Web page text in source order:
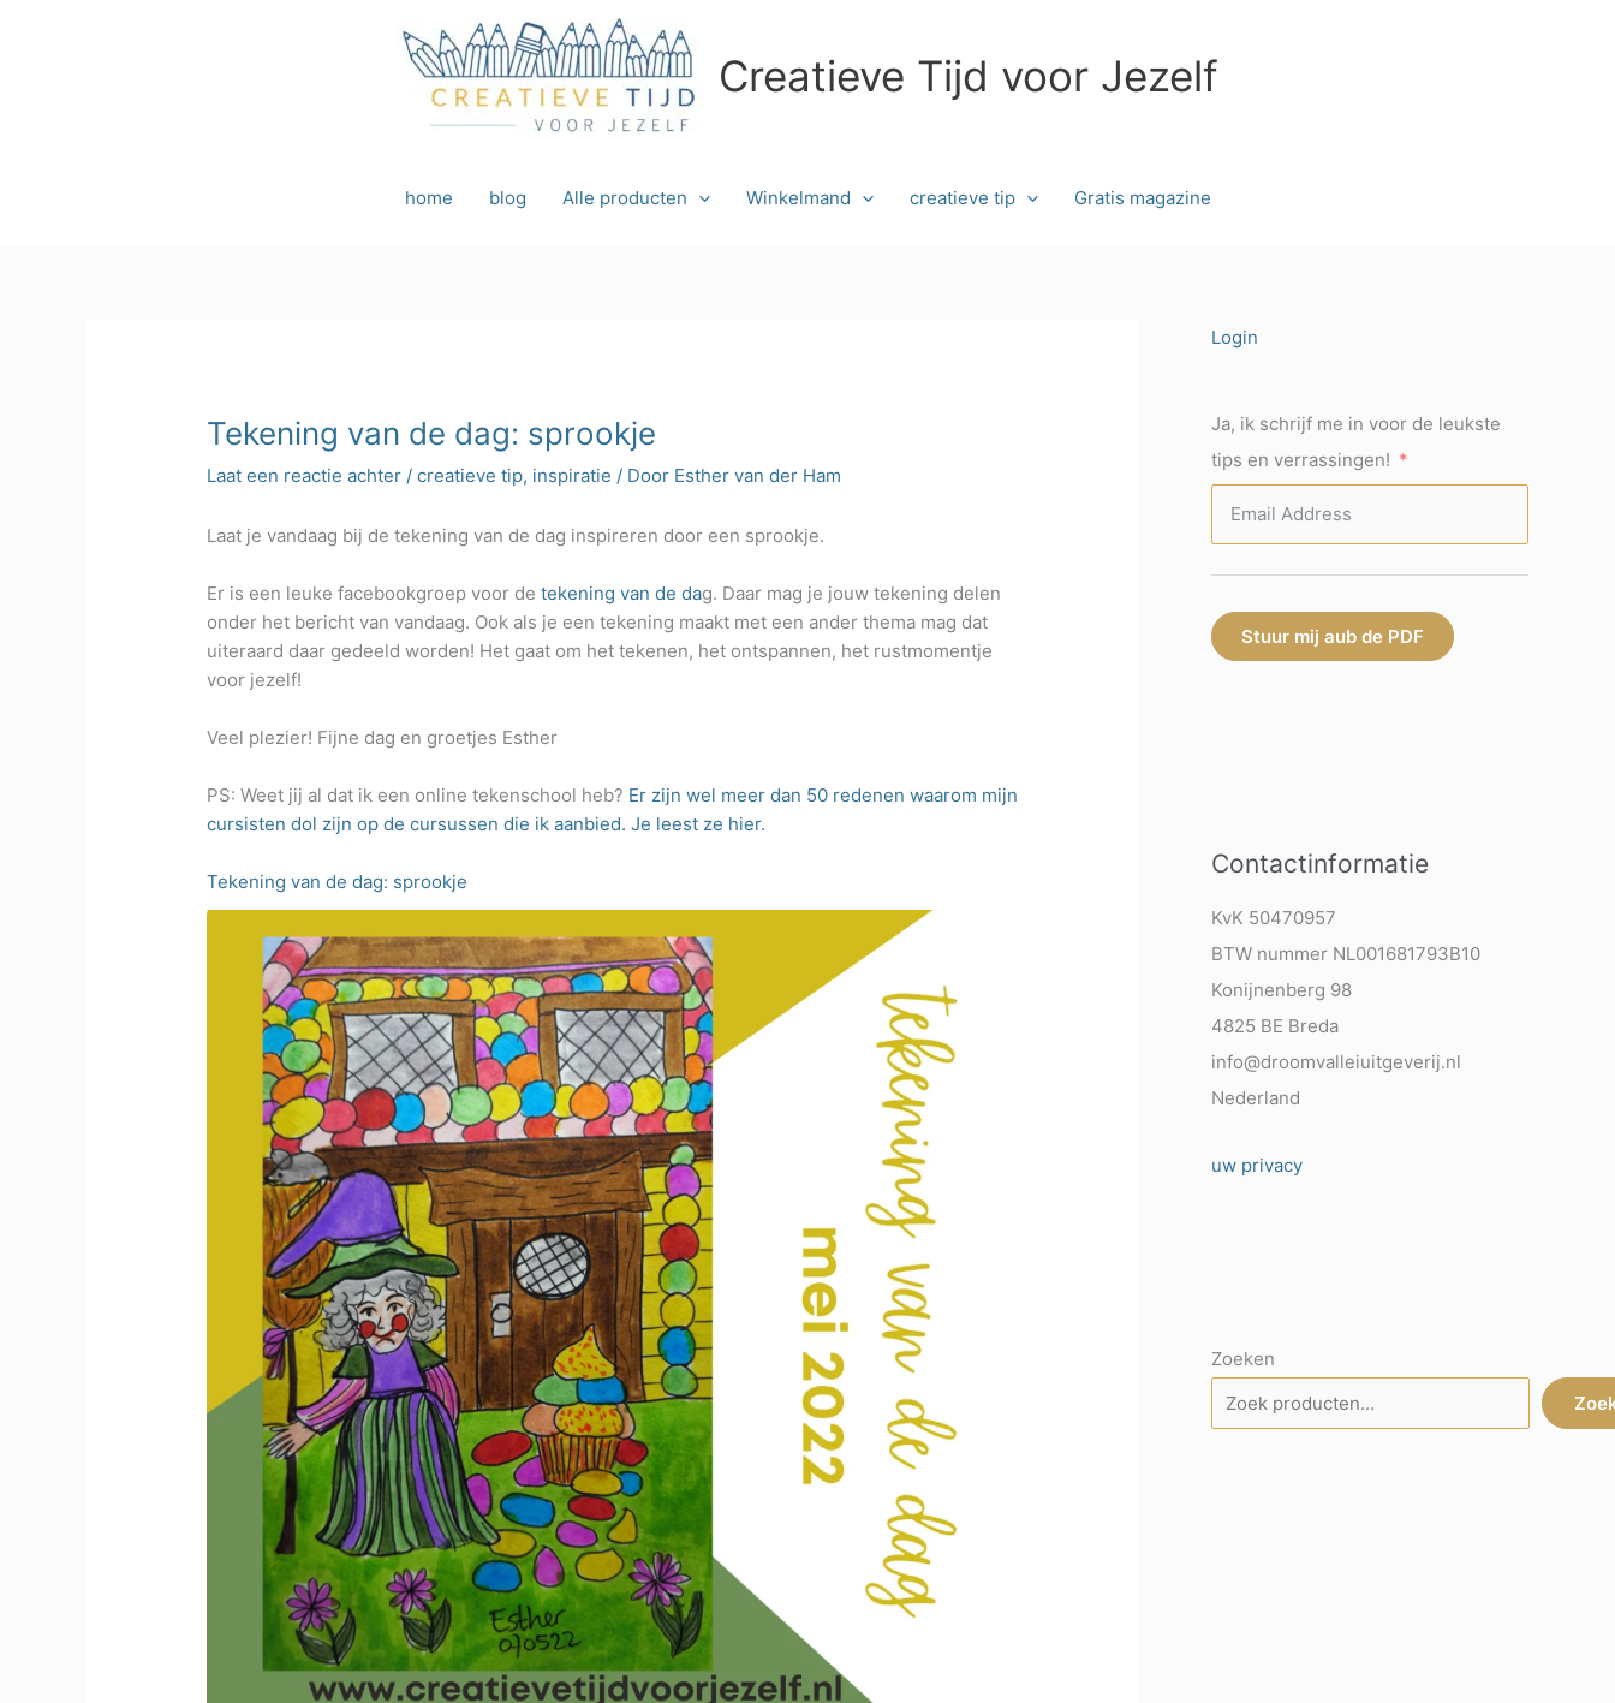
Creatieve Tijd voor Jezelf
home blog Alle producten Winkelmand creatieve tip Gratis magazine
Tekening van de dag: sprookje
Laat een reactie achter /creatieve tip, inspiratie / Door Esther van der Ham
Laat je vandaag bij de tekening van de dag inspireren door een sprookje.
Er is een leuke facebookgroep voor detekening van de dag. Daar mag je jouw tekening delen
onder het bericht van vandaag. Ook als je een tekening maakt met een ander thema mag dat
uiteraard daar gedeeld worden! Het gaat om het tekenen, het ontspannen, het rustmomentje
voor jezelf!
Veel plezier! Fijne dag en groetjes Esther
PS: Weet jij al dat ik een online tekenschool heb? Er zijn wel meer dan 50 redenen waarom mijn
cursisten dol zijn op de cursussen die ik aanbied. Je leest ze hier.
Tekening van de dag: sprookje
Login
Ja, ik schrijf me in voor de leukste
tips en verrassingen!
Stuur mij aub de PDF
Contactinformatie
KvK 50470957
BTW nummer NL001681793B10
Konijnenberg 98
4825 BE Breda
info@droomvalleiuitgeverij.nl
Nederland
uw privacy
Zoeken